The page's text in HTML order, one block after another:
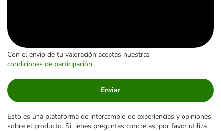
Con el envío de tu valoración aceptas nuestras
condiciones de participación
Enviar
Esto es una plataforma de intercambio de experiencias y opiniones
sobre el producto. Si tienes preguntas concretas, por favor utiliza